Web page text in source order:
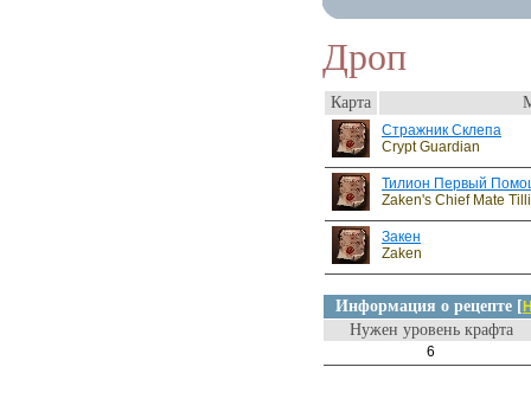
Дроп
Карта
Стражник Склепа
Crypt Guardian
Тилион Первый
Zaken's Chief Mate
Закен
Zaken
Информация о рецепте [
Нужен уровень крафта
6